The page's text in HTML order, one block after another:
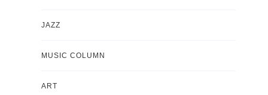
JAZZ
MUSIC COLUMN
ART